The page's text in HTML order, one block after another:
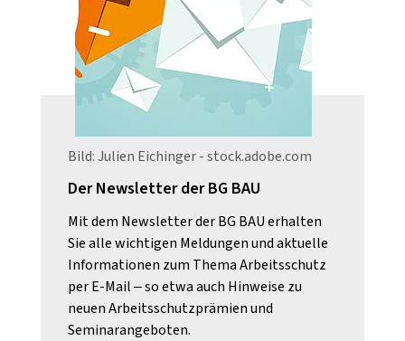
Bild: Julien Eichinger - stock.adobe.com
Der Newsletter der BG BAU
Mit dem Newsletter der BG BAU erhalten
Sie alle wichtigen Meldungen und aktuelle
Informationen zum Thema Arbeitsschutz
per E-Mail – so etwa auch Hinweise zu
neuen Arbeitsschutzprämien und
Seminarangeboten.